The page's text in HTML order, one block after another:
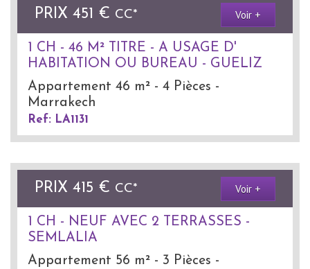
PRIX 451 € CC* Voir +
1 CH - 46 M² TITRE - A USAGE D'
HABITATION OU BUREAU - GUELIZ
Appartement 46 m² - 4 Pièces -
Marrakech
Ref: LA1131
PRIX 415 € CC* Voir +
1 CH - NEUF AVEC 2 TERRASSES -
SEMLALIA
Appartement 56 m² - 3 Pièces -